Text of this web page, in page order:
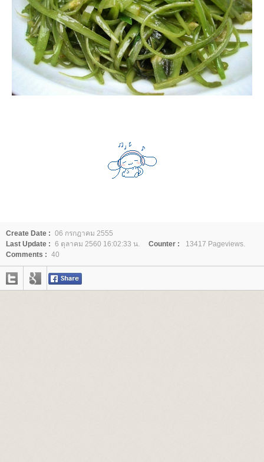
Create Date : 06 กรกฎาคม 2555
Last Update : 6 ตุลาคม 2560 16:02:33 น. Counter :
13417 Pageviews.
Comments : 40